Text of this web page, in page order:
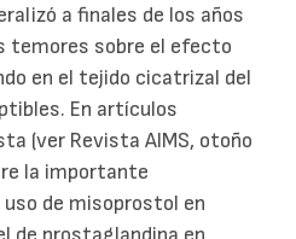
a finales de los años
temores sobre el efecto
en el tejido cicatrizal del
En artículos
(ver Revista AIMS, otoño
la importante
de misoprostol en